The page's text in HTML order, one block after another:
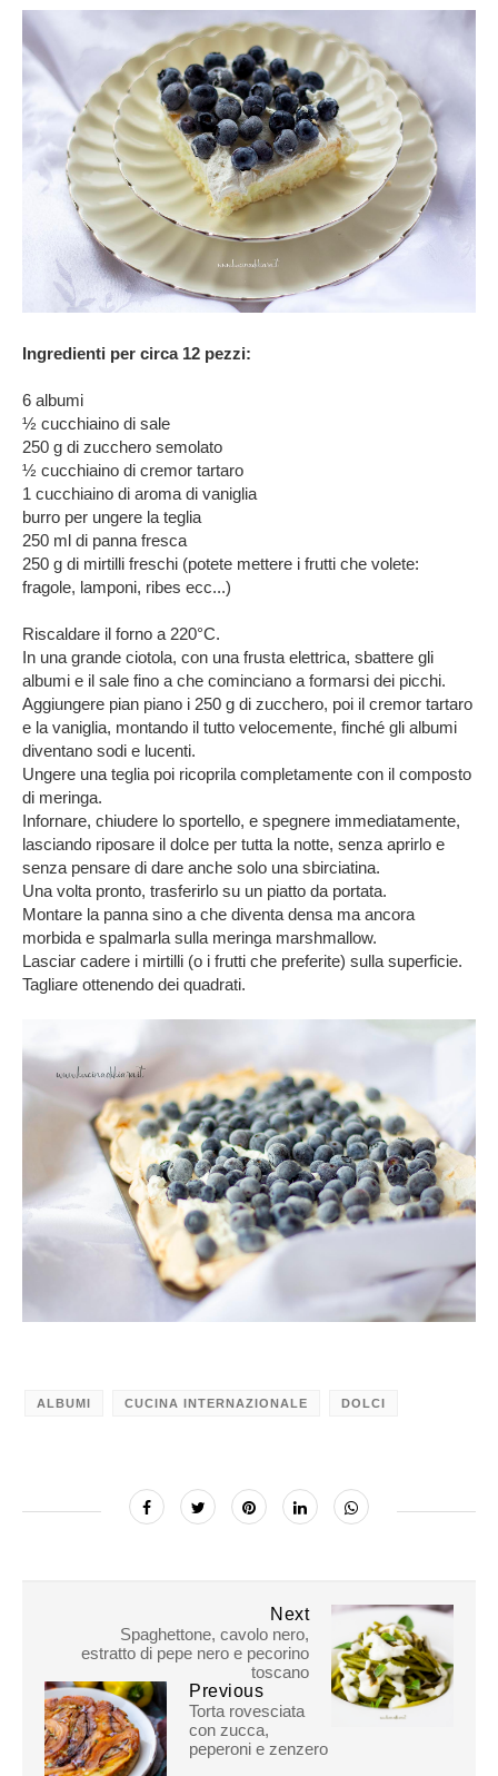
Ingredienti per circa 12 pezzi:
6 albumi
½ cucchiaino di sale
250 g di zucchero semolato
½ cucchiaino di cremor tartaro
1 cucchiaino di aroma di vaniglia
burro per ungere la teglia
250 ml di panna fresca
250 g di mirtilli freschi (potete mettere i frutti che volete:
fragole, lamponi, ribes ecc...)
Riscaldare il forno a 220°C.
In una grande ciotola, con una frusta elettrica, sbattere gli
albumi e il sale fino a che cominciano a formarsi dei picchi.
Aggiungere pian piano i 250 g di zucchero, poi il cremor tartaro
e la vaniglia, montando il tutto velocemente, finché gli albumi
diventano sodi e lucenti.
Ungere una teglia poi ricoprila completamente con il composto
di meringa.
Infornare, chiudere lo sportello, e spegnere immediatamente,
lasciando riposare il dolce per tutta la notte, senza aprirlo e
senza pensare di dare anche solo una sbirciatina.
Una volta pronto, trasferirlo su un piatto da portata.
Montare la panna sino a che diventa densa ma ancora
morbida e spalmarla sulla meringa marshmallow.
Lasciar cadere i mirtilli (o i frutti che preferite) sulla superficie.
Tagliare ottenendo dei quadrati.
ALBUMI CUCINA INTERNAZIONALE DOLCI
Next
Spaghettone, cavolo nero,
estratto di pepe nero e pecorino
toscano
Previous
Torta rovesciata
con zucca,
peperoni e zenzero